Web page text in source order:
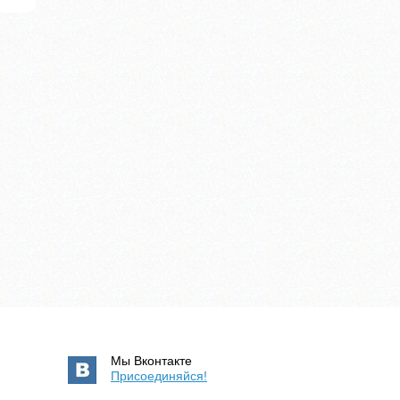
Мы Вконтакте
Присоединяйся!